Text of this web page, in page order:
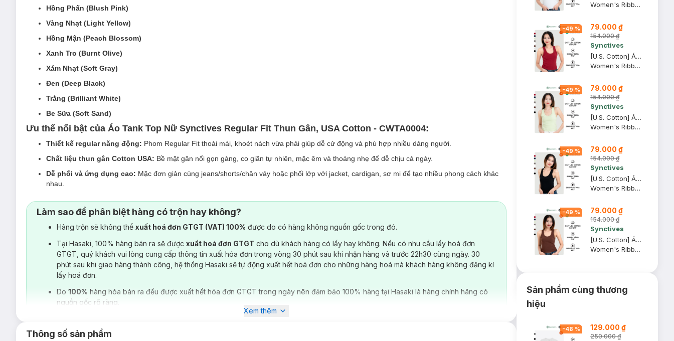
Hồng Phấn (Blush Pink)
Vàng Nhạt (Light Yellow)
Hồng Mận (Peach Blossom)
Xanh Tro (Burnt Olive)
Xám Nhạt (Soft Gray)
Đen (Deep Black)
Trắng (Brilliant White)
Be Sữa (Soft Sand)
Ưu thế nổi bật của Áo Tank Top Nữ Synctives Regular Fit Thun Gân, USA Cotton - CWTA0004:
Thiết kế regular năng động: Phom Regular Fit thoải mái, khoét nách vừa phải giúp dễ cử động và phù hợp nhiều dáng người.
Chất liệu thun gân Cotton USA: Bề mặt gân nổi gọn gàng, co giãn tự nhiên, mặc êm và thoáng nhẹ để dễ chịu cả ngày.
Dễ phối và ứng dụng cao: Mặc đơn giản cùng jeans/shorts/chân váy hoặc phối lớp với jacket, cardigan, sơ mi để tạo nhiều phong cách khác
nhau.
Hoàn thiện tỉ mỉ:Kỹ thuật may tối ưu tại từng chi tiết, đảm bảo độ bền, thẩm mỹ & thoải mái khi cử động.
Làm sao để phân biệt hàng có trộn hay không?
Hàng trộn sẽ không thể xuất hoá đơn GTGT (VAT) 100% được do có hàng không nguồn gốc trong đó.
Tại Hasaki, 100% hàng bán ra sẽ được xuất hoá đơn GTGT cho dù khách hàng có lấy hay không. Nếu có nhu cầu lấy hoá đơn
GTGT, quý khách vui lòng cung cấp thông tin xuất hóa đơn trong vòng 30 phút sau khi nhận hàng và trước 22h30 cùng ngày. 30
phút sau khi giao hàng thành công, hệ thống Hasaki sẽ tự động xuất hết hoá đơn cho những hàng hoá mà khách hàng không đăng kí
lấy hoá đơn.
Do 100% hàng hóa bán ra đều được xuất hết hóa đơn GTGT trong ngày nên đảm bảo 100% hàng tại Hasaki là hàng chính hãng có
nguồn gốc rõ ràng.
Xem thêm
Thông số sản phẩm
Women's Ribbed Waist Length Fitted Tank Top
-49 % 79.000 ₫
154.000 ₫
Synctives
[U.S. Cotton] Áo Tank Top Nữ Synctives Slim Fit, Đỏ Samba, L - CWTA0006
Women's Ribbed Waist Length Fitted Tank Top
-49 % 79.000 ₫
154.000 ₫
Synctives
[U.S. Cotton] Áo Tank Top Nữ Synctives Slim Fit, Xanh Ngọc, M - CWTA0006
Women's Ribbed Waist Length Fitted Tank Top
-49 % 79.000 ₫
154.000 ₫
Synctives
[U.S. Cotton] Áo Tank Top Nữ Synctives Slim Fit, Đen, XS - CWTA0006
Women's Ribbed Waist Length Fitted Tank Top
-49 % 79.000 ₫
154.000 ₫
Synctives
[U.S. Cotton] Áo Tank Top Nữ Synctives Slim Fit, Đỏ Nâu Sẫm, XL - CWTA0006
Women's Ribbed Waist Length Fitted Tank Top
Sản phẩm cùng thương
hiệu
-48 % 129.000 ₫
250.000 ₫